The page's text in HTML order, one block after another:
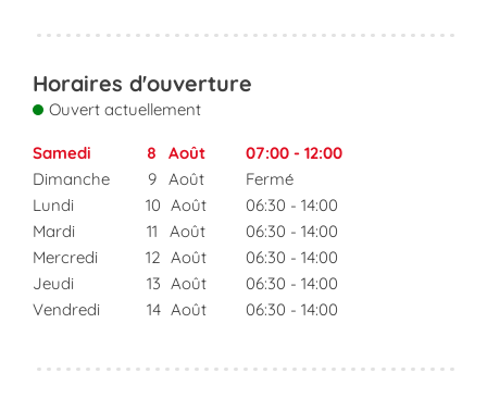
Horaires d'ouverture
Ouvert actuellement
Samedi 8 Août 07:00 - 12:00
Dimanche
9 Août
Fermé
Lundi
10 Août 06:30 - 14:00
Mardi
11 Août 06:30 - 14:00
Mercredi
12 Août 06:30 - 14:00
Jeudi
13 Août 06:30 - 14:00
Vendredi
14 Août 06:30 - 14:00